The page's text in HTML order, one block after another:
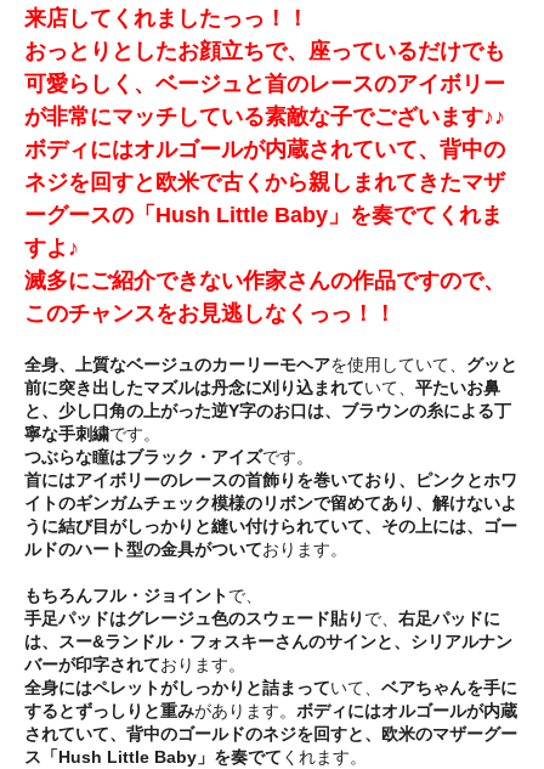
来店してくれましたっっ！！
おっとりとしたお顔立ちで、座っているだけでも
可愛らしく、ベージュと首のレースのアイボリー
が非常にマッチしている素敵な子でございます♪♪
ボディにはオルゴールが内蔵されていて、背中の
ネジを回すと欧米で古くから親しまれてきたマザ
ーグースの「Hush Little Baby」を奏でてくれま
すよ♪
滅多にご紹介できない作家さんの作品ですので、
このチャンスをお見逃しなくっっ！！
全身、上質なベージュのカーリーモヘアを使用していて、 グッと
前に突き出したマズルは丹念に刈り込まれていて、 平たいお鼻
と、少し口角の上がった逆Y字のお口は、ブラウンの糸による丁
寧な手刺繍です。
つぶらな瞳はブラック・アイズです。
首にはアイボリーのレースの首飾りを巻いており、ピンクとホワ
イトのギンガムチェック模様のリボンで留めてあり、解けないよ
うに結び目がしっかりと縫い付けられていて、その上には、ゴー
ルドのハート型の金具がついております。
もちろんフル・ジョイントで、
手足パッドはグレージュ色のスウェード貼り で、 右足パッドに
は、スー&ランドル・フォスキーさんのサインと、シリアルナン
バーが印字されております。
全身にはペレットがしっかりと詰まっていて、 ベアちゃんを手に
するとずっしりと重みがあります。 ボディにはオルゴールが内蔵
されていて、背中のゴールドのネジを回すと、欧米のマザーグー
ス「Hush Little Baby」を奏でて くれます。